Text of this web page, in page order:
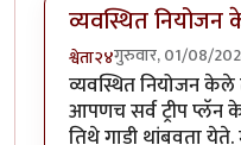
व्यवस्थित
श्वेता२४गुरुवार, 01/08/
व्यवस्थित नियोजन
आपणच सर्व ट्रीप प्लॅन
तिथे गाडी थांबवता